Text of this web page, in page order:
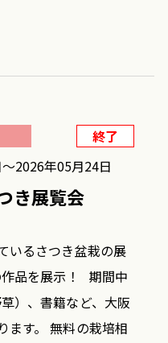
終了
2026年05月24日
き展覧会
いるさつき盆栽の展
品を展示！ 期間中
）、書籍など、大阪
ます。 無料の栽培相